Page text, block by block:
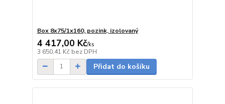
Box 8x75/1x160, pozink, izolovaný
4 417,00 Kč/ks
3 650,41 Kč bez DPH
Přidat do košíku